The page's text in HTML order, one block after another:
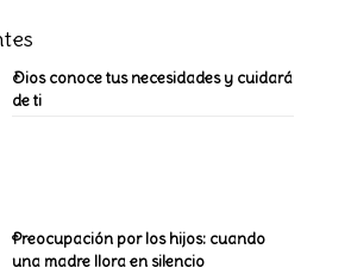
Dios conoce tus necesidades y cuidará
de ti
Preocupación por los hijos: cuando
una madre llora en silencio